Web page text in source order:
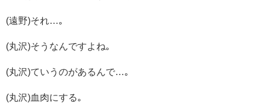
(遠野)それ…｡
(丸沢)そうなんですよね｡
(丸沢)ていうのがあるんで…｡
(丸沢)血肉にする｡